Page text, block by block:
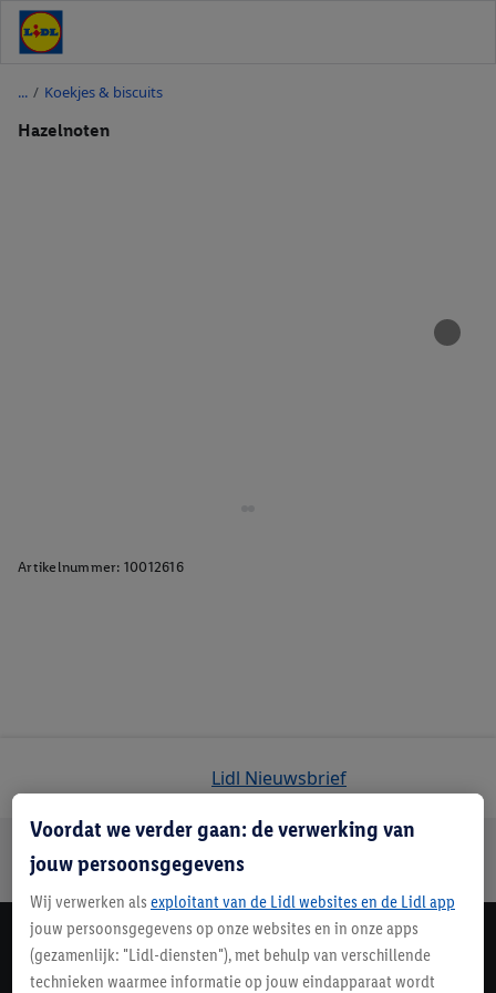
/ Koekjes & biscuits
Hazelnoten
Artikelnummer: 10012616
Lidl Nieuwsbrief
Jouw voordelen bij ons als Lidl webshop klant
Gratis retourneren Veilig winkelen
Lidl Nieuwsbrief
Schrijf je in
Voordat we verder gaan: de verwerking van
jouw persoonsgegevens
Wij verwerken als exploitant van de Lidl websites en de Lidl app
jouw persoonsgegevens op onze websites en in onze apps
(gezamenlijk: "Lidl-diensten"), met behulp van verschillende
technieken waarmee informatie op jouw eindapparaat wordt